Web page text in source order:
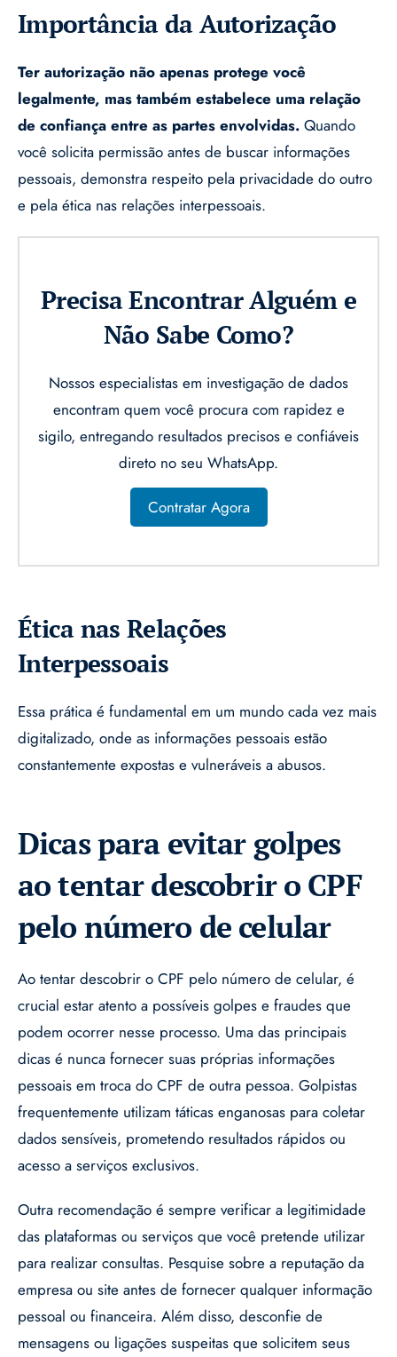
Importância da Autorização
Ter autorização não apenas protege você
legalmente, mas também estabelece uma relação
de confiança entre as partes envolvidas. Quando
você solicita permissão antes de buscar informações
pessoais, demonstra respeito pela privacidade do outro
e pela ética nas relações interpessoais.
Precisa Encontrar Alguém e
Não Sabe Como?
Nossos especialistas em investigação de dados
encontram quem você procura com rapidez e
sigilo, entregando resultados precisos e confiáveis
direto no seu WhatsApp.
Contratar Agora
Ética nas Relações
Interpessoais
Essa prática é fundamental em um mundo cada vez mais
digitalizado, onde as informações pessoais estão
constantemente expostas e vulneráveis a abusos.
Dicas para evitar golpes
ao tentar descobrir o CPF
pelo número de celular
Ao tentar descobrir o CPF pelo número de celular, é
crucial estar atento a possíveis golpes e fraudes que
podem ocorrer nesse processo. Uma das principais
dicas é nunca fornecer suas próprias informações
pessoais em troca do CPF de outra pessoa. Golpistas
frequentemente utilizam táticas enganosas para coletar
dados sensíveis, prometendo resultados rápidos ou
acesso a serviços exclusivos.
Outra recomendação é sempre verificar a legitimidade
das plataformas ou serviços que você pretende utilizar
para realizar consultas. Pesquise sobre a reputação da
empresa ou site antes de fornecer qualquer informação
pessoal ou financeira. Além disso, desconfie de
mensagens ou ligações suspeitas que solicitem seus